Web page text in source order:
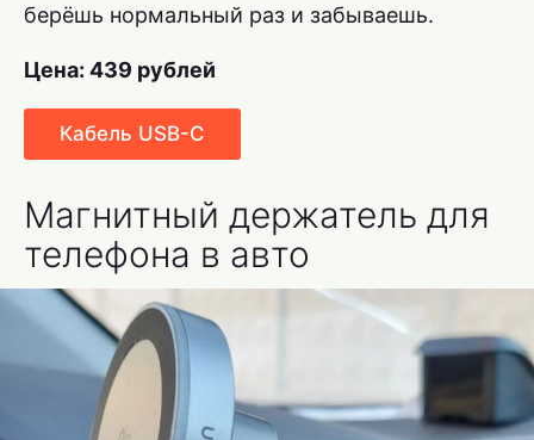
берёшь нормальный раз и забываешь.
Цена: 439 рублей
Кабель USB-C
Магнитный держатель для
телефона в авто